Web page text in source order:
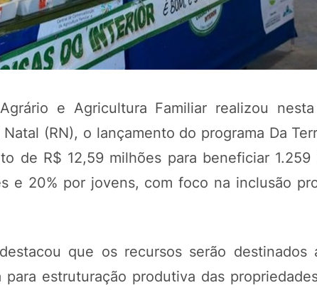
e Agricultura Familiar realizou
(RN), o lançamento do programa Da
de R$ 12,59 milhões para beneficiar 1.259
e 20% por jovens, com foco na inclusão
que os recursos serão destinados
estruturação produtiva das